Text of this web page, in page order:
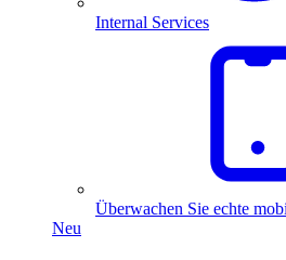
Internal Services
Überwachen Sie echte
Neu